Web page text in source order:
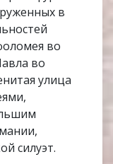
в
во
во
улица
силуэт.